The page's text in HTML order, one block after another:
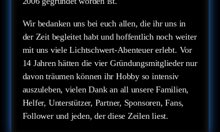
Wir bedanken uns bei euch allen, die ihr uns in
der Zeit begleitet habt und hoffentlich noch weiter
mit uns viele Lichtschwert-Abenteuer erlebt. Vor
14 Jahren hätten die vier Gründungsmitglieder nur
davon träumen können ihr Hobby so intensiv
auszuleben, vielen Dank an all unsere Familien,
Helfer, Unterstützer, Partner, Sponsoren, Fans,
Follower und jeden, der diese Zeilen liest.